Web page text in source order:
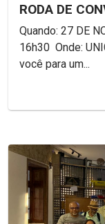
RODA DE
Quando: 27 DE
16h30 Onde: UNICAP
você para um...